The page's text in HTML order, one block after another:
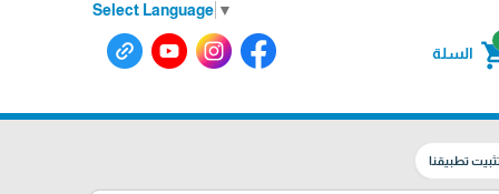
Select Language ▼
السلة
تطبيقنا